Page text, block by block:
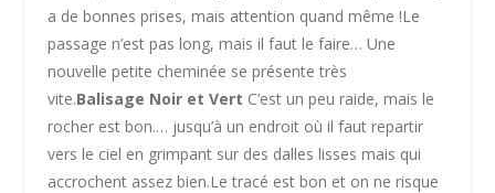
a de bonnes prises, mais attention quand même !Le
passage n’est pas long, mais il faut le faire… Une
nouvelle petite cheminée se présente très
vite.Balisage Noir et Vert C’est un peu raide, mais le
rocher est bon.… jusqu’à un endroit où il faut repartir
vers le ciel en grimpant sur des dalles lisses mais qui
accrochent assez bien.Le tracé est bon et on ne risque